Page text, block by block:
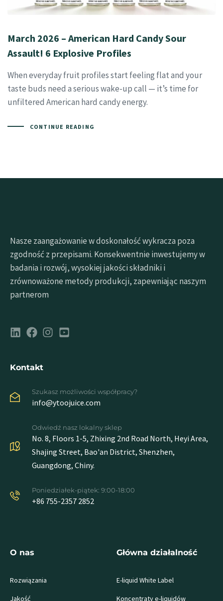
March 2026 – American Hard Candy Sour
Assault! 6 Explosive Profiles
When everyday fruit profiles start feeling flat and your
taste buds need a serious wake-up call — it’s time for
unfiltered American hard candy energy.
CONTINUE READING
Nasze zaangażowanie w doskonałość wykracza poza
zgodność z przepisami. Konsekwentnie inwestujemy w
badania i rozwój, wysokiej jakości składniki i
zrównoważone metody produkcji, zapewniając naszym
partnerom
Kontakt
Szukasz możliwości współpracy?
info@ytoojuice.com
Odwiedź nasz lokalny sklep
No. 8, Floors 1-5, Zhixing 2nd Road North, Heyi Area,
Shajing Street, Bao'an District, Shenzhen,
Guangdong, Chiny.
Poniedziałek-piątek: 9:00-18:00
+86 755-2357 2852
O nas
Rozwiązania
Jakość
Główna działalność
E-liquid White Label
Koncentraty e-liquidów